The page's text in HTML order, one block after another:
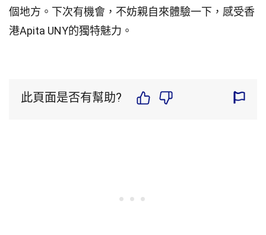
個地方。下次有機會，不妨親自來體驗一下，感受香
港Apita UNY的獨特魅力。
此頁面是否有幫助?